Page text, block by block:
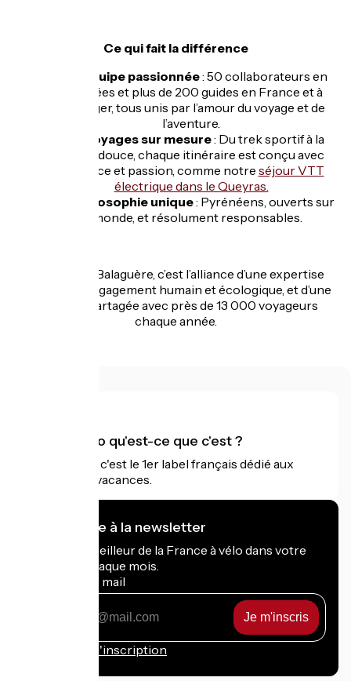
Ce qui fait la différence
Une équipe passionnée: 50 collaborateurs en
Pyrénées et plus de 200 guides en France et à
l’étranger, tous unis par l’amour du voyage et de
l’aventure.
Des voyages sur mesure: Du trek sportif à la
balade douce, chaque itinéraire est conçu avec
exigence et passion, comme notre séjour VTT
électrique dans le Queyras.
Une philosophie unique: Pyrénéens, ouverts sur
le monde, et résolument responsables.
: La Balaguère, c’est l’alliance d’une expertise
locale, d’un engagement humain et écologique, et d’une
aventure partagée avec près de 13 000 voyageurs
chaque année.
Accueil Vélo qu'est-ce que c'est ?
Accueil Vélo c'est le 1er label français dédié aux
cyclistes en vacances.
Je m'abonne à la newsletter
Recevez le meilleur de la France à vélo dans votre
boîte mail chaque mois.
Mon adresse mail
Conditions d'inscription